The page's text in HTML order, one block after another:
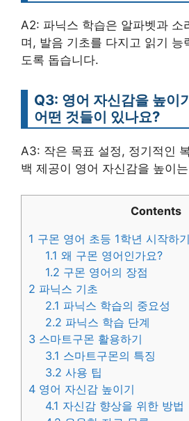
A2: 파닉스 학습은 알파벳과 소
며, 발음 기초를 다지고 읽기 능
도록 돕습니다.
Q3: 영어 자신감을 높이
어떤 것들이 있나요?
A3: 작은 목표 설정, 정기적인
백 제공이 영어 자신감을 높이
Contents
1 구몬 영어 초등 1학년 시작하기
1.1 왜 구몬 영어인가요?
1.2 구몬 영어의 장점
2 파닉스 기초
2.1 파닉스 학습의 중요성
2.2 파닉스 학습 단계
3 스마트구몬 활용하기
3.1 스마트구몬의 특징
3.2 사용 팁
4 영어 자신감 높이기
4.1 자신감 향상을 위한 방법